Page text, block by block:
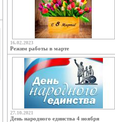
16.02.2023
Режим работы в марте
27.10.2021
День народного единства 4 ноября